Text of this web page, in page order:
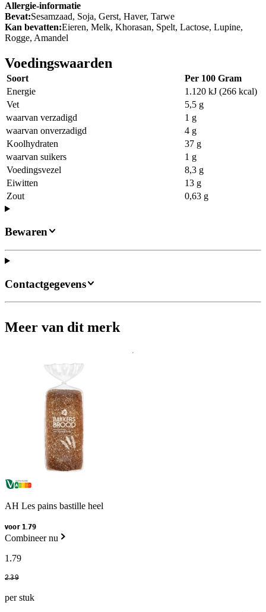
Allergie-informatie
Bevat:Sesamzaad, Soja, Gerst, Haver, Tarwe
Kan bevatten:Eieren, Melk, Khorasan, Spelt, Lactose, Lupine,
Rogge, Amandel
Voedingswaarden
Soort
Per 100 Gram
Energie
1.120 kJ (266 kcal)
Vet
5,5 g
waarvan verzadigd
1 g
waarvan onverzadigd
4 g
Koolhydraten
37 g
waarvan suikers
1 g
Voedingsvezel
8,3 g
Eiwitten
13 g
Zout
0,63 g
Bewaren
Contactgegevens
Meer van dit merk
AH Les pains bastille heel
voor 1.79
Combineer nu
1 .79
2.39
per stuk